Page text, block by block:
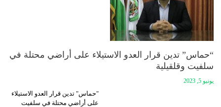
“حماس” تدين قرار العدو الاستيلاء على أراضي محتلة في
سلفيت وقلقيلية
يونيو 5, 2023
"حماس" تدين قرار العدو الاستيلاء
على أراضي محتلة في سلفيت